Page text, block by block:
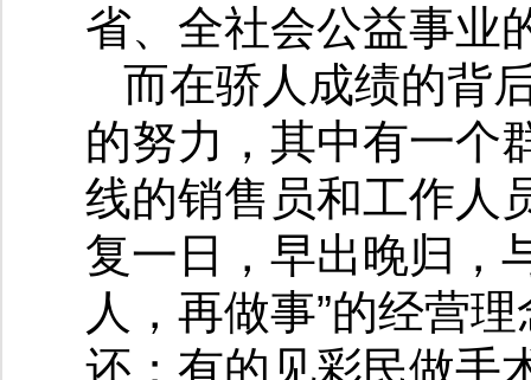
省、全社会公益事业
而在骄人成绩的背
的努力，其中有一
线的销售员和工作人
复一日，早出晚归，
人，再做事”的经营
还；有的见彩民做手